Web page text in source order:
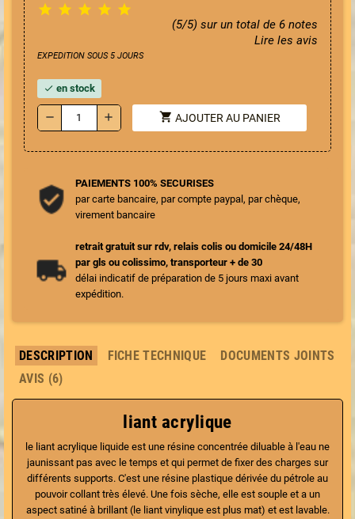
    
(5/5) sur un total de 6 notes
Lire les avis
EXPEDITION SOUS 5 JOURS
check en stock
remove add shopping_cart AJOUTER AU PANIER
PAIEMENTS 100% SECURISES
par carte bancaire, par compte paypal, par chèque,
virement bancaire
retrait gratuit sur rdv, relais colis ou domicile 24/48H
par gls ou colissimo, transporteur + de 30
délai indicatif de préparation de 5 jours maxi avant
expédition.
DESCRIPTION FICHE TECHNIQUE
DOCUMENTS JOINTS
AVIS (6)
liant acrylique
le liant acrylique liquide est une résine concentrée diluable à l'eau ne
jaunissant pas avec le temps et qui permet de fixer des charges sur
différents supports. C'est une résine plastique dérivée du pétrole au
pouvoir collant très élevé. Une fois sèche, elle est souple et a un
aspect satiné à brillant (le liant vinyliqueest plus mat) et est lavable.